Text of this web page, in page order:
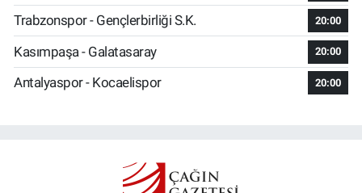
Trabzonspor - Gençlerbirliği S.K. 20:00
Kasımpaşa - Galatasaray 20:00
Antalyaspor - Kocaelispor 20:00